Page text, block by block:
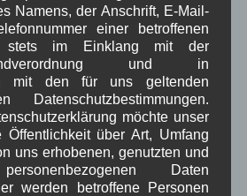
Kraft, daß er viel Getreide schafft.
Namens, der Anschrift, E-Mail-
einer betroffenen
stets im Einklang mit der
und in
mit den für uns geltenden
Datenschutzbestimmungen.
möchte unser
Öffentlichkeit über Art, Umfang
uns erhobenen, genutzten und
Daten
werden betroffene Personen